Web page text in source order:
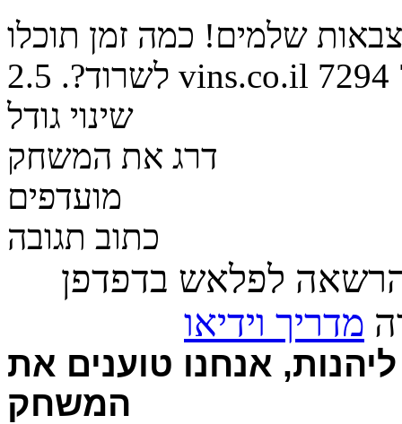
שלמים! כמה זמן תוכלו
לשרוד?. 2.5 vins.co.il 7294
שינוי גודל
דרג את המשחק
מועדפים
כתוב תגובה
לפלאש בדפדפן
מדריך וידיאו
אנחנו טוענים את
המשחק